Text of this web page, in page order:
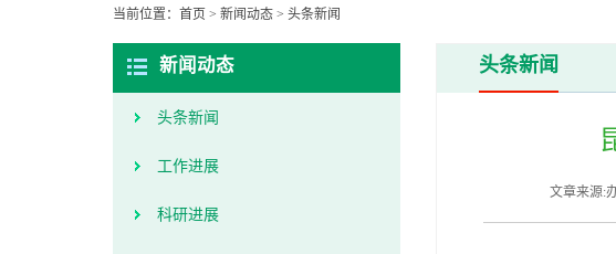
当前位置： 首页 > 新闻动态 > 头条新闻
新闻动态
头条新闻
工作进展
科研进展
头条新闻
文章来源: